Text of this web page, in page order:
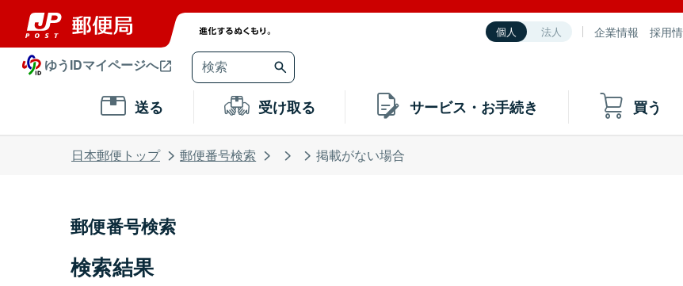
個人 法人 企業情報 採用
ゆうIDマイページへ
送る 受け取る サービス・お手続き 買う
日本郵便トップ 郵便番号検索 掲載がない場合
郵便番号検索
検索結果